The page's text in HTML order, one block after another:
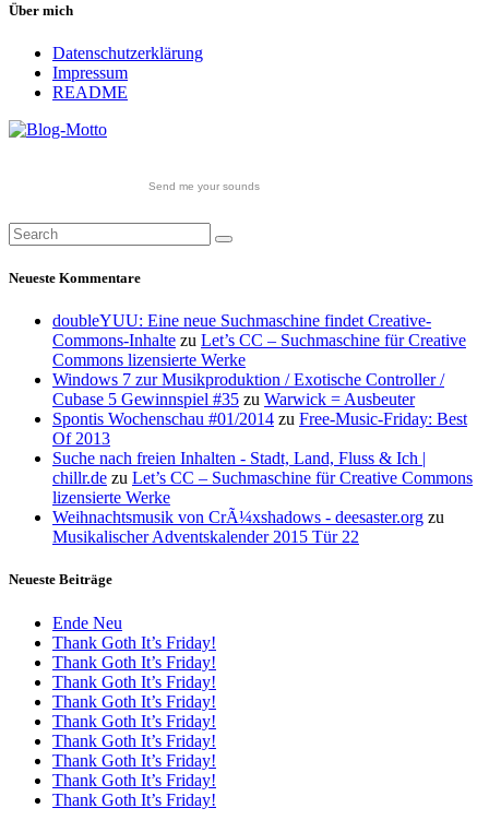
Über mich
Datenschutzerklärung
Impressum
README
Send me your sounds
Neueste Kommentare
doubleYUU: Eine neue Suchmaschine findet Creative-
Commons-Inhalte zu Let’s CC – Suchmaschine für Creative
Commons lizensierte Werke
Windows 7 zur Musikproduktion / Exotische Controller /
Cubase 5 Gewinnspiel #35 zu Warwick = Ausbeuter
Spontis Wochenschau #01/2014 zu Free-Music-Friday: Best
Of 2013
Suche nach freien Inhalten - Stadt, Land, Fluss & Ich |
chillr.de zu Let’s CC – Suchmaschine für Creative Commons
lizensierte Werke
Weihnachtsmusik von CrÃ¼xshadows - deesaster.org zu
Musikalischer Adventskalender 2015 Tür 22
Neueste Beiträge
Ende Neu
Thank Goth It’s Friday!
Thank Goth It’s Friday!
Thank Goth It’s Friday!
Thank Goth It’s Friday!
Thank Goth It’s Friday!
Thank Goth It’s Friday!
Thank Goth It’s Friday!
Thank Goth It’s Friday!
Thank Goth It’s Friday!